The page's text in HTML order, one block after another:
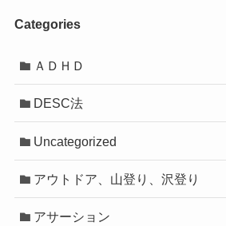
Categories
ＡＤＨＤ
DESC法
Uncategorized
アウトドア、山登り、沢登り
アサーション